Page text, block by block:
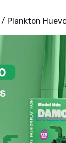
/ Plankton